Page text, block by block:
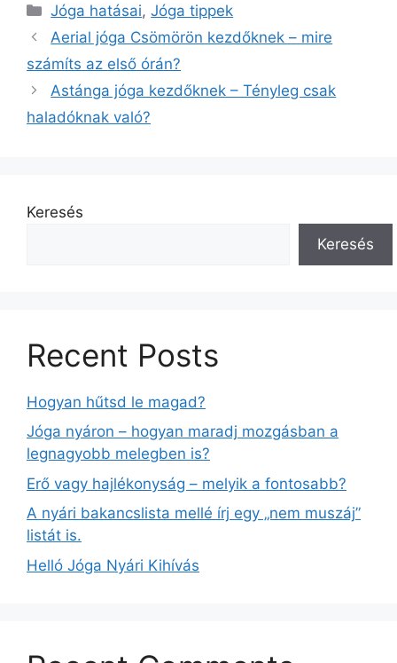
Jóga hatásai,Jóga tippek
Aerial jóga Csömörön kezdőknek – mire
számíts az első órán?
Astánga jóga kezdőknek – Tényleg csak
haladóknak való?
Keresés
Keresés
Recent Posts
Hogyan hűtsd le magad?
Jóga nyáron – hogyan maradj mozgásban a
legnagyobb melegben is?
Erő vagy hajlékonyság – melyik a fontosabb?
A nyári bakancslista mellé írj egy „nem muszáj”
listát is.
Helló Jóga Nyári Kihívás